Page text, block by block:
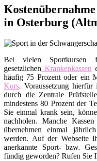
in Osterburg
Bei vielen Sportkursen
gesetzlichen Krankenkassen
häufig 75 Prozent oder ein
Kurs. Voraussetzung hierfür
durch die Zentrale
mindestens 80 Prozent der
Sie einmal krank sein,
nachholen. Manche
übernehmen einmal
werden. Auf der Webseite
anerkannte Sport- bzw.
fündig geworden? Rufen Sie